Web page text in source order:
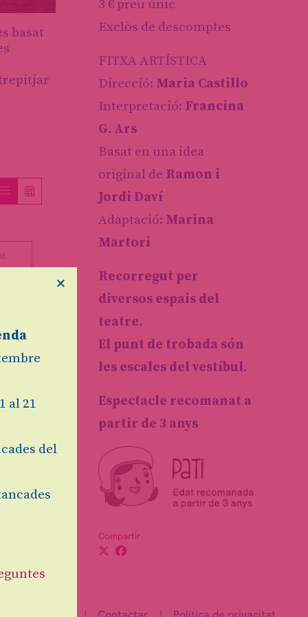
3 € preu únic
Exclòs de descomptes
FITXA ARTÍSTICA
Direcció: Maria Castillo
Interpretació: Francina
G. Ars
Basat en una idea
original de Ramon i
Jordi Daví
Adaptació: Marina
Martori
Recorregut per
diversos espais del
teatre.
El punt de trobada són
les escales del vestíbul.
Espectacle recomanat a
partir de 3 anys
Compartir
basat
al 21
del
×